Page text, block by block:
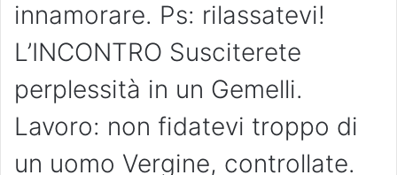
innamorare. Ps: rilassatevi!
L’INCONTRO Susciterete
perplessità in un Gemelli.
Lavoro: non fidatevi troppo di
un uomo Vergine, controllate.